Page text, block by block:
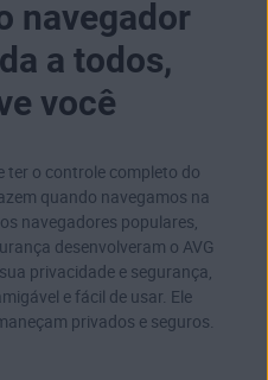
navegador
a todos,
você
ter o controle completo do
quando navegamos na
navegadores populares,
desenvolveram o AVG
privacidade e segurança,
e fácil de usar. Ele
privados e seguros.